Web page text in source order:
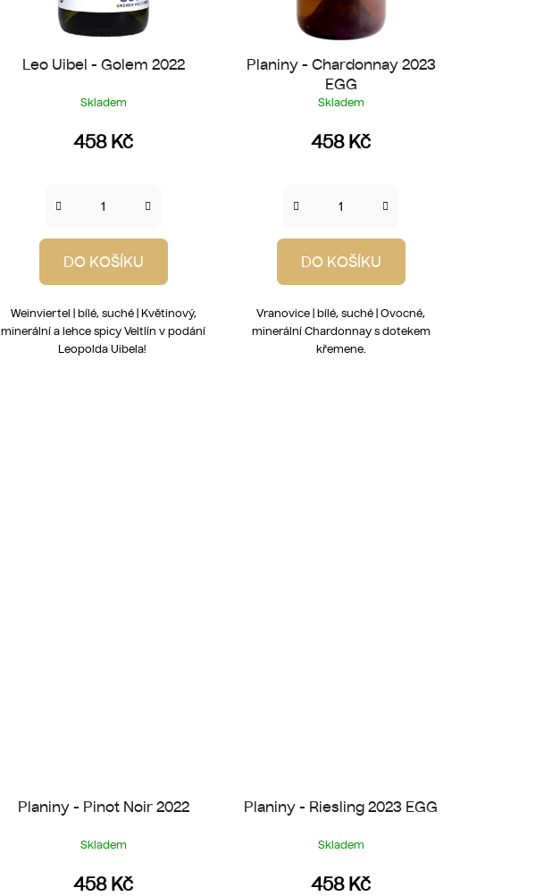
Leo Uibel - Golem 2022
Skladem
458 Kč
DO KOŠÍKU
Weinviertel | bílé, suché | Květinový,
minerální a lehce spicy Veltlín v podání
Leopolda Uibela!
Planiny - Chardonnay 2023
EGG
Skladem
458 Kč
DO KOŠÍKU
Vranovice | bílé, suché | Ovocné,
minerální Chardonnay s dotekem
křemene.
Planiny - Pinot Noir 2022
Skladem
458 Kč
Planiny - Riesling 2023 EGG
Skladem
458 Kč